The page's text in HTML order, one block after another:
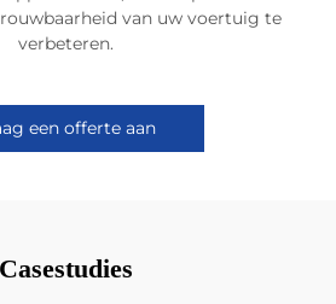
van uw voertuig te
verbeteren.
een offerte aan
Casestudies